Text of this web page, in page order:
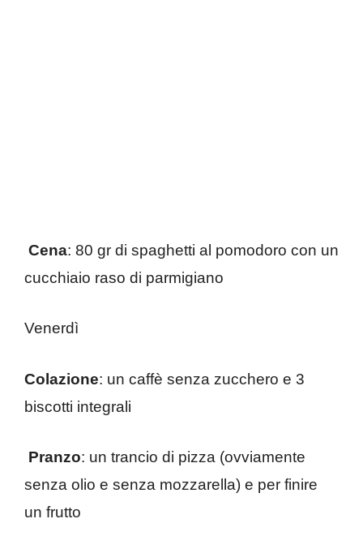
Cena: 80 gr di spaghetti al pomodoro con un
cucchiaio raso di parmigiano
Venerdì
Colazione: un caffè senza zucchero e 3
biscotti integrali
Pranzo: un trancio di pizza (ovviamente
senza olio e senza mozzarella) e per finire
un frutto